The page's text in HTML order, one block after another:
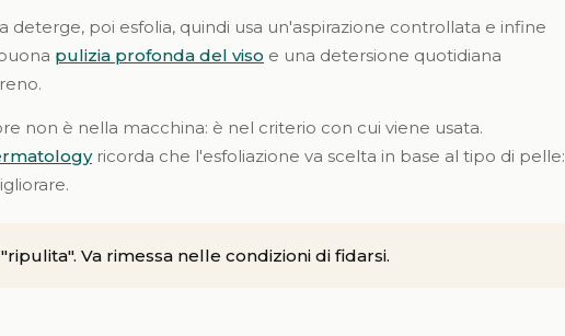
deterge, poi esfolia, quindi usa un'aspirazione controllata e infine
pulizia profonda del viso e una detersione quotidiana
non è nella macchina: è nel criterio con cui viene usata.
ricorda che l'esfoliazione va scelta in base al tipo di pelle:
Va rimessa nelle condizioni di fidarsi.